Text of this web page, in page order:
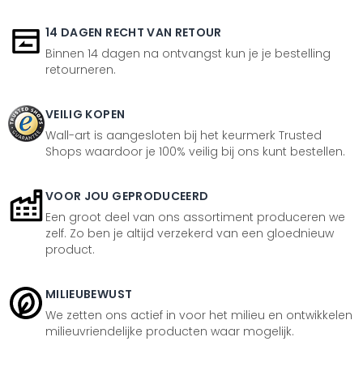
14 DAGEN RECHT VAN RETOUR
Binnen 14 dagen na ontvangst kun je je bestelling
retourneren.
VEILIG KOPEN
Wall-art is aangesloten bij het keurmerk Trusted
Shops waardoor je 100% veilig bij ons kunt bestellen.
VOOR JOU GEPRODUCEERD
Een groot deel van ons assortiment produceren we
zelf. Zo ben je altijd verzekerd van een gloednieuw
product.
MILIEUBEWUST
We zetten ons actief in voor het milieu en ontwikkelen
milieuvriendelijke producten waar mogelijk.